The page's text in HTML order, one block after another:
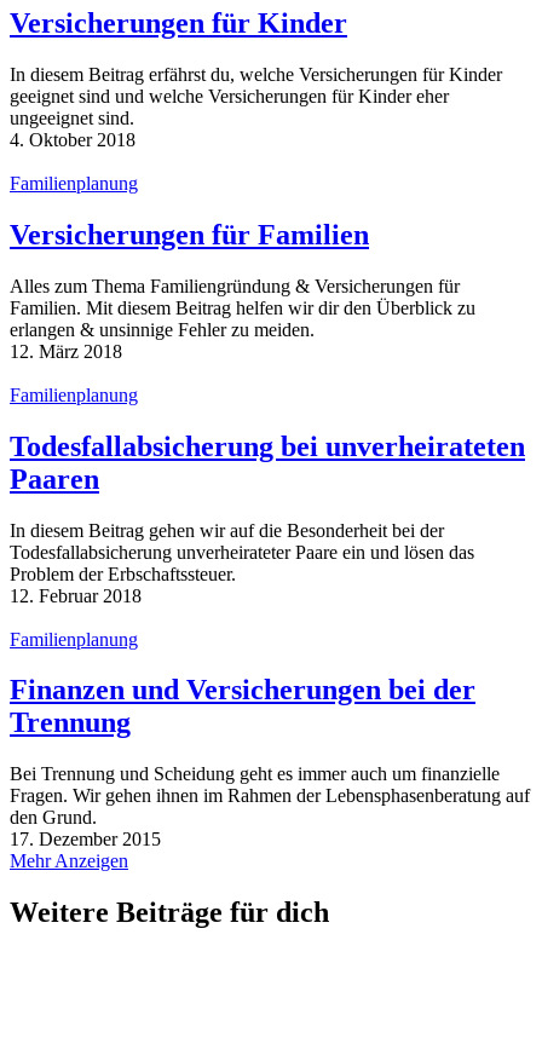
Versicherungen für Kinder
In diesem Beitrag erfährst du, welche Versicherungen für Kinder
geeignet sind und welche Versicherungen für Kinder eher
ungeeignet sind.
4. Oktober 2018
Familienplanung
Ver­si­che­run­gen für Familien
Alles zum Thema Familiengründung & Versicherungen für
Familien. Mit diesem Beitrag helfen wir dir den Überblick zu
erlangen & unsinnige Fehler zu meiden.
12. März 2018
Familienplanung
Todesfallabsicherung bei unverheirateten
Paaren
In diesem Beitrag gehen wir auf die Besonderheit bei der
Todesfallabsicherung unverheirateter Paare ein und lösen das
Problem der Erbschaftssteuer.
12. Februar 2018
Familienplanung
Finanzen und Versicherungen bei der
Trennung
Bei Trennung und Scheidung geht es immer auch um finanzielle
Fragen. Wir gehen ihnen im Rahmen der Lebensphasenberatung auf
den Grund.
17. Dezember 2015
Mehr Anzeigen
Weitere Beiträge für dich